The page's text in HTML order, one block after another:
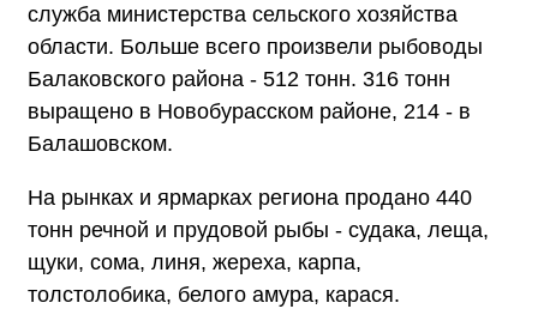
служба министерства сельского хозяйства
области. Больше всего произвели рыбоводы
Балаковского района - 512 тонн. 316 тонн
выращено в Новобурасском районе, 214 - в
Балашовском.
На рынках и ярмарках региона продано 440
тонн речной и прудовой рыбы - судака, леща,
щуки, сома, линя, жереха, карпа,
толстолобика, белого амура, карася.